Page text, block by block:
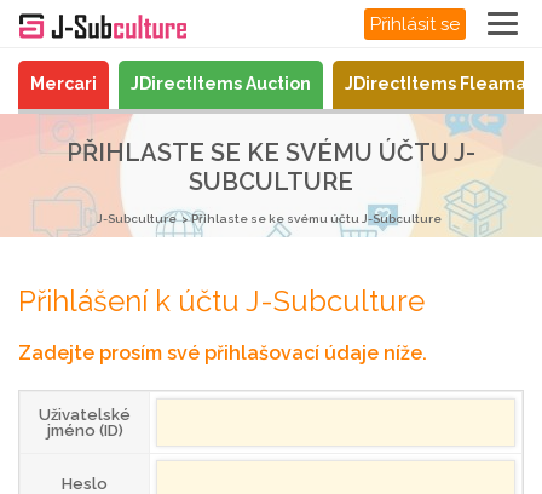
Přihlásit se
Mercari JDirectItems Auction JDirectItems
PŘIHLASTE SE KE SVÉMU ÚČTU J-
SUBCULTURE
J-Subculture Přihlaste se ke svému účtu J-Subculture
Přihlášení k účtu J-Subculture
Zadejte prosím své přihlašovací údaje níže.
Uživatelské
jméno (ID)
Heslo